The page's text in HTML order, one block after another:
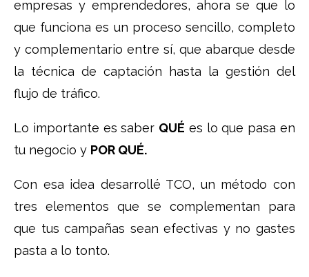
empresas y emprendedores, ahora se que lo
que funciona es un proceso sencillo, completo
y complementario entre sí, que abarque desde
la técnica de captación hasta la gestión del
flujo de tráfico.
Lo importante es saber QUÉ es lo que pasa en
tu negocio y POR QUÉ.
Con esa idea desarrollé TCO, un método con
tres elementos que se complementan para
que tus campañas sean efectivas y no gastes
pasta a lo tonto.